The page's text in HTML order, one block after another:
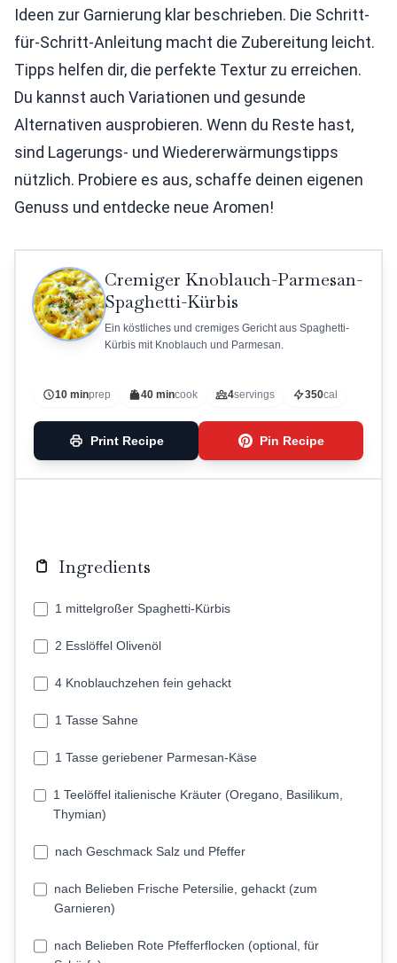
Ideen zur Garnierung klar beschrieben. Die Schritt-
für-Schritt-Anleitung macht die Zubereitung leicht.
Tipps helfen dir, die perfekte Textur zu erreichen.
Du kannst auch Variationen und gesunde
Alternativen ausprobieren. Wenn du Reste hast,
sind Lagerungs- und Wiedererwärmungstipps
nützlich. Probiere es aus, schaffe deinen eigenen
Genuss und entdecke neue Aromen!
Cremiger Knoblauch-Parmesan-
Spaghetti-Kürbis
Ein köstliches und cremiges Gericht aus Spaghetti-
Kürbis mit Knoblauch und Parmesan.
10 minprep 40 mincook 4servings 350cal
Print Recipe Pin Recipe
Ingredients
1 mittelgroßer Spaghetti-Kürbis
2 Esslöffel Olivenöl
4 Knoblauchzehen fein gehackt
1 Tasse Sahne
1 Tasse geriebener Parmesan-Käse
1 Teelöffel italienische Kräuter (Oregano, Basilikum,
Thymian)
nach Geschmack Salz und Pfeffer
nach Belieben Frische Petersilie, gehackt (zum
Garnieren)
nach Belieben Rote Pfefferflocken (optional, für